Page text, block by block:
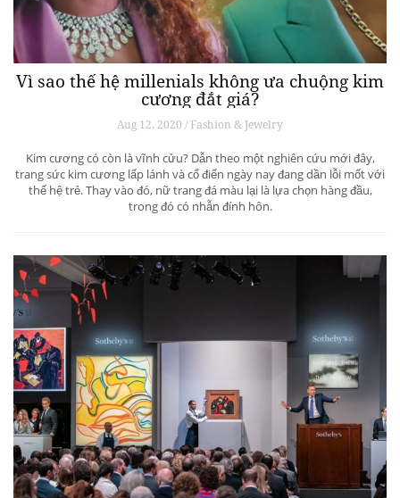
Vì sao thế hệ millenials không ưa chuộng kim
cương đắt giá?
Aug 12, 2020 / Fashion & Jewelry
Kim cương có còn là vĩnh cửu? Dẫn theo một nghiên cứu mới đây,
trang sức kim cương lấp lánh và cổ điển ngày nay đang dần lỗi mốt với
thế hệ trẻ. Thay vào đó, nữ trang đá màu lại là lựa chọn hàng đầu,
trong đó có nhẫn đính hôn.